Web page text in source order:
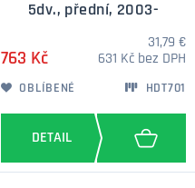
5dv., přední, 2003-
763 Kč
31,79 €
631 Kč bez DPH
OBLÍBENÉ HDT701